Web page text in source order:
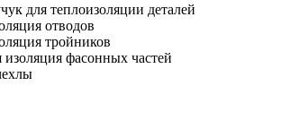
для теплоизоляции деталей
отводов
тройников
фасонных частей